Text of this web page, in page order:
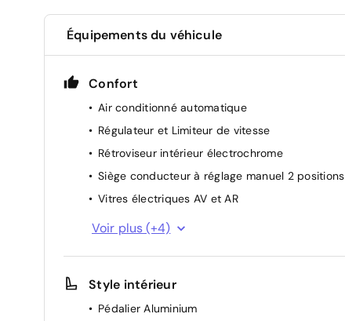
Équipements du véhicule
Confort
Air conditionné automatique
Régulateur et Limiteur de vitesse
Rétroviseur intérieur électrochrome
Siège conducteur à réglage manuel 2 positions
Vitres électriques AV et AR
Pare-brise acoustique
avec répétiteur de clignotant
Sélecteur de mode de conduite
Voir plus (+4)
Style intérieur
Pédalier Aluminium